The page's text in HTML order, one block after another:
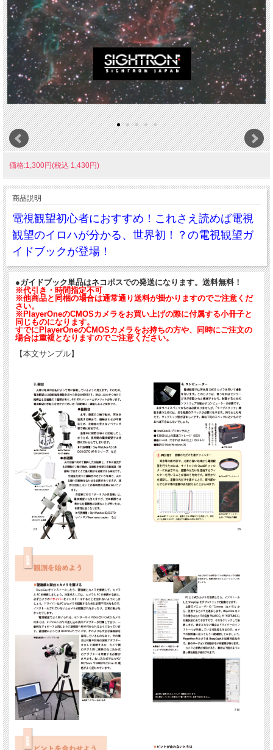
価格:1,300円(税込 1,430円)
商品説明
電視観望初心者におすすめ！これさえ読めば電視
観望のイロハが分かる、世界初！？の電視観望ガ
イドブックが登場！
●ガイドブック単品はネコポスでの発送になります。送料無料！
※代引き・時間指定不可
※他商品と同梱の場合は通常通り送料が掛かりますのでご注意くだ
さい。
※PlayerOneのCMOSカメラをお買い上げの際に付属する小冊子と
同じものになります。
すでにPlayerOneのCMOSカメラをお持ちの方や、同時にご注文の
場合は重複となりますのでご注意ください。
【本文サンプル】